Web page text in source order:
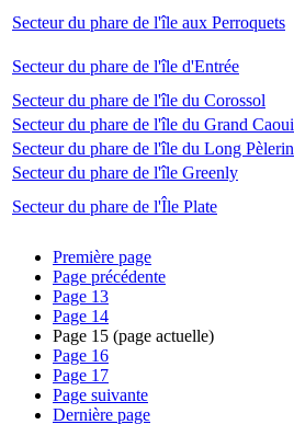
Secteur du phare de l'île aux Perroquets
Secteur du phare de l'île d'Entrée
Secteur du phare de l'île du Corossol
Secteur du phare de l'île du Grand Caoui
Secteur du phare de l'île du Long Pèlerin
Secteur du phare de l'île Greenly
Secteur du phare de l'Île Plate
Première page
Page précédente
Page 13
Page 14
Page 15 (page actuelle)
Page 16
Page 17
Page suivante
Dernière page